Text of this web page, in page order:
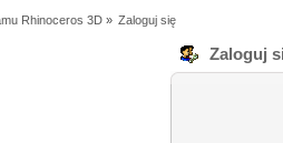
Rhinoceros 3D» Zaloguj się
Zaloguj